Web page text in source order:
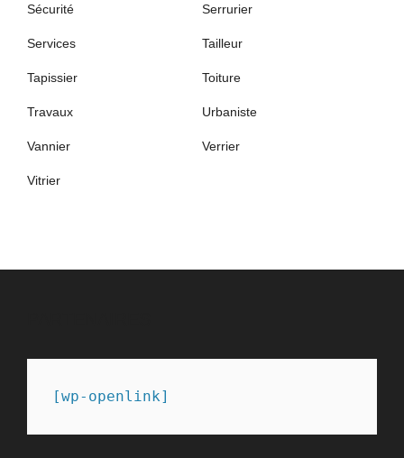
Sécurité Serrurier
Services Tailleur
Tapissier Toiture
Travaux Urbaniste
Vannier Verrier
Vitrier
[wp-openlink]